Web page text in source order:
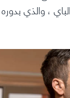
الباي ،